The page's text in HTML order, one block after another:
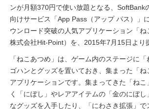
ンが月額370円で使い放題となる、SoftBank
向けサービス「App Pass（アップ パス）」
ウンロード突破の人気アプリケーション「ね
株式会社Hit-Point）を、2015年7月15日より
「ねこあつめ」は、ゲーム内のステージに
ゴハンとグッズを置いておき、集まった「
アプリケーションです。集まってきた「ね
く「にぼし」やレアアイテムの「金のにぼし
なグッズを入手したり、「にわさき拡張」で